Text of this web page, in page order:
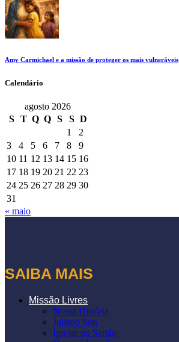
Amy Carmichael e a missão de proteger os mais vulneráveis
Calendário
agosto 2026
S
T Q Q S S D
1
2
3
4 5 6 7 8
9
10 11 12 13 14 15 16
17 18 19 20 21 22 23
24 25 26 27 28 29 30
31
« maio
SAIBA MAIS
Missão Livres
Nossa História
Juliano Son
Igrejas no Sertão